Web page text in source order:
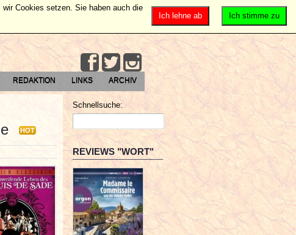
REDAKTION LINKS ARCHIV
HOT
Schnellsuche:
REVIEWS "WORT"
Ich stimme zu
Ich lehne ab
Cookies setzen. Sie haben auch die